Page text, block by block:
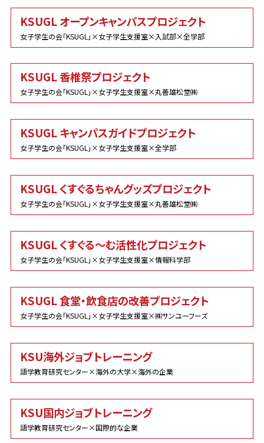
KSUGL オープンキャンパスプロジェクト
女子学生の会「KSUGL」×女子学生支援室×入試部×全学部
KSUGL 香椎祭プロジェクト
女子学生の会「KSUGL」×女子学生支援室×丸善雄松堂㈱
KSUGL キャンパスガイドプロジェクト
女子学生の会「KSUGL」×女子学生支援室×全学部
KSUGL くすぐるちゃんグッズプロジェクト
女子学生の会「KSUGL」×女子学生支援室×丸善雄松堂㈱
KSUGL くすぐる～む活性化プロジェクト
女子学生の会「KSUGL」×女子学生支援室×情報科学部
KSUGL 食堂・飲食店の改善プロジェクト
女子学生の会「KSUGL」×女子学生支援室×㈱サンユーフーズ
KSU海外ジョブトレーニング
語学教育研究センター×海外の大学×海外の企業
KSU国内ジョブトレーニング
語学教育研究センター×国際的な企業